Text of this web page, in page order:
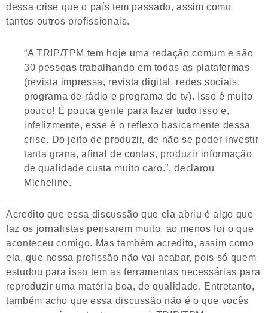
dessa crise que o país tem passado, assim como
tantos outros profissionais.
“A TRIP/TPM tem hoje uma redação comum e são
30 pessoas trabalhando em todas as plataformas
(revista impressa, revista digital, redes sociais,
programa de rádio e programa de tv). Isso é muito
pouco! É pouca gente para fazer tudo isso e,
infelizmente, esse é o reflexo basicamente dessa
crise. Do jeito de produzir, de não se poder investir
tanta grana, afinal de contas, produzir informação
de qualidade custa muito caro.”, declarou
Micheline.
Acredito que essa discussão que ela abriu é algo que
faz os jornalistas pensarem muito, ao menos foi o que
aconteceu comigo. Mas também acredito, assim como
ela, que nossa profissão não vai acabar, pois só quem
estudou para isso tem as ferramentas necessárias para
reproduzir uma matéria boa, de qualidade. Entretanto,
também acho que essa discussão não é o que vocês